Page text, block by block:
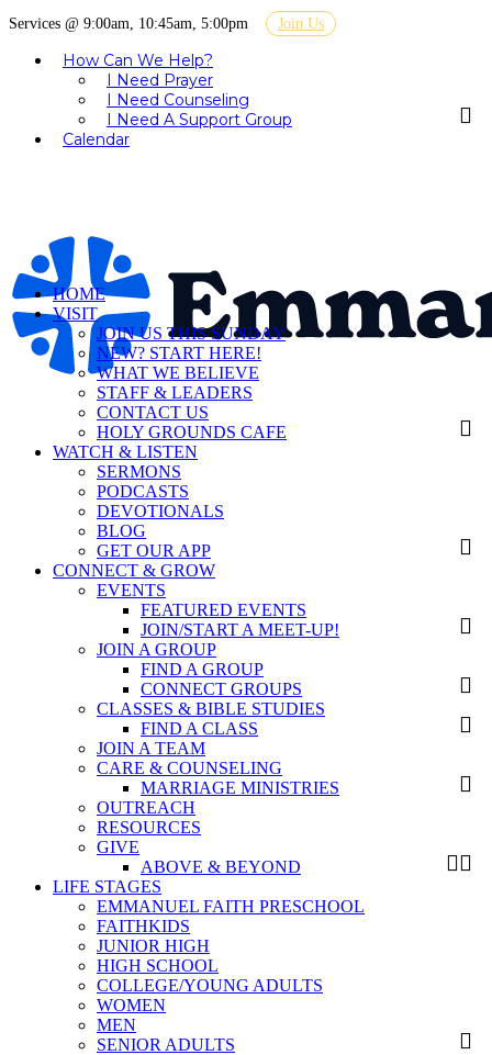
Services @ 9:00am, 10:45am, 5:00pm Join Us
How Can We Help?
I Need Prayer
I Need Counseling
I Need A Support Group
Calendar
HOME
VISIT
JOIN US THIS SUNDAY
NEW? START HERE!
WHAT WE BELIEVE
STAFF & LEADERS
CONTACT US
HOLY GROUNDS CAFE
WATCH & LISTEN
SERMONS
PODCASTS
DEVOTIONALS
BLOG
GET OUR APP
CONNECT & GROW
EVENTS
FEATURED EVENTS
JOIN/START A MEET-UP!
JOIN A GROUP
FIND A GROUP
CONNECT GROUPS
CLASSES & BIBLE STUDIES
FIND A CLASS
JOIN A TEAM
CARE & COUNSELING
MARRIAGE MINISTRIES
OUTREACH
RESOURCES
GIVE
ABOVE & BEYOND
LIFE STAGES
EMMANUEL FAITH PRESCHOOL
FAITHKIDS
JUNIOR HIGH
HIGH SCHOOL
COLLEGE/YOUNG ADULTS
WOMEN
MEN
SENIOR ADULTS